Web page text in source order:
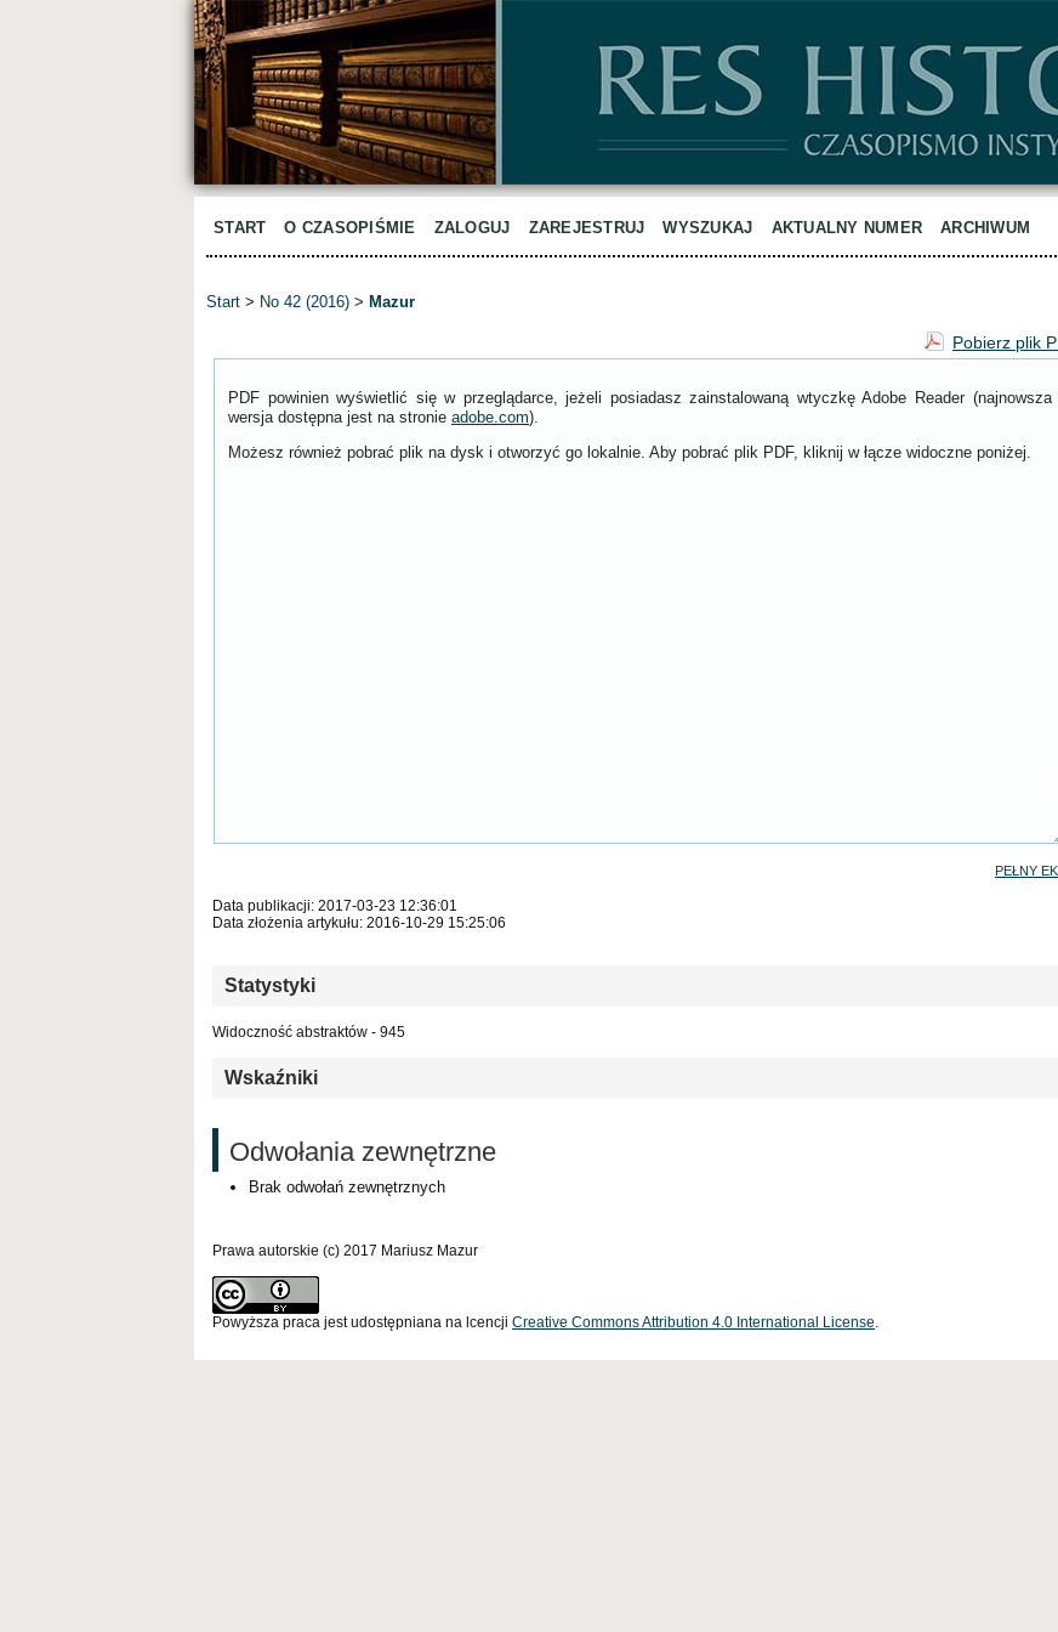
START O CZASOPIŚMIE ZALOGUJ ZAREJESTRUJ WYSZUKAJ AKTUALNY NUMER ARCHIWUM
Start > No 42 (2016) > Mazur
Pobierz plik
PDF powinien wyświetlić się w przeglądarce, jeżeli posiadasz zainstalowaną wtyczkę Adobe Reader (najnowsza
wersja dostępna jest na stronie adobe.com).
Możesz również pobrać plik na dysk i otworzyć go lokalnie. Aby pobrać plik PDF, kliknij w łącze widoczne poniżej.
PEŁNY
Data publikacji: 2017-03-23 12:36:01
Data złożenia artykułu: 2016-10-29 15:25:06
Statystyki
Widoczność abstraktów - 945
Wskaźniki
Odwołania zewnętrzne
Brak odwołań zewnętrznych
Prawa autorskie (c) 2017 Mariusz Mazur
Powyższa praca jest udostępniana na lcencji Creative Commons Attribution 4.0 International License.